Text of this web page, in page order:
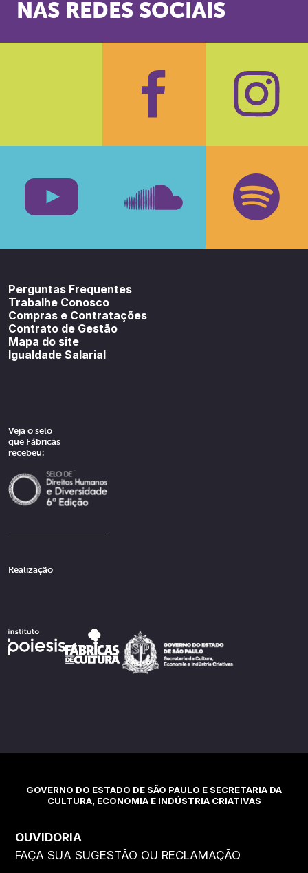
NAS REDES SOCIAIS
Facebook
Perguntas Frequentes
Trabalhe Conosco
Compras e Contratações
Contrato de Gestão
Mapa do site
Igualdade Salarial
Veja o selo
que Fábricas
recebeu:
Realização
GOVERNO DO ESTADO DE SÃO PAULO E SECRETARIA DA
CULTURA, ECONOMIA E INDÚSTRIA CRIATIVAS
OUVIDORIA
FAÇA SUA SUGESTÃO OU RECLAMAÇÃO